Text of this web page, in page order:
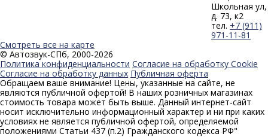
Школьная ул,
д. 73, к2
тел. +7 (911)
971-11-81
Смотреть все на карте
© Автозвук-СПб, 2000-2026
Политика конфиденциальности Согласие на обработку Cookie
Согласие на обработку данных Публичная оферта
Обращаем ваше внимание! Цены, указанные на сайте, не
являются публичной офертой! В наших розничных магазинах
стоимость товара может быть выше. Данный интернет-сайт
носит исключительно информационный характер и ни при каких
условиях не является публичной офертой, определяемой
положениями Статьи 437 (п.2) Гражданского кодекса РФ"